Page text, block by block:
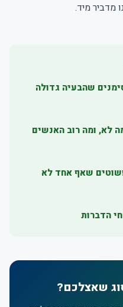
מדביר מיד.
אחד זה לא מקרה – 6 סימנים שהבעיה גדולה
לא, ומה רוב האנשים
שאף אחד לא
הדברות
שאצלכם?